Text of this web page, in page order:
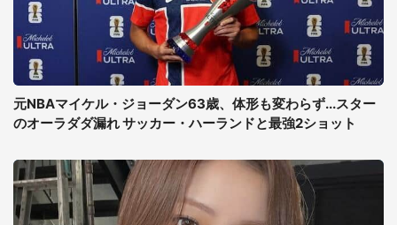
元NBAマイケル・ジョーダン63歳、体形も変わらず...スター
のオーラダダ漏れ サッカー・ハーランドと最強2ショット